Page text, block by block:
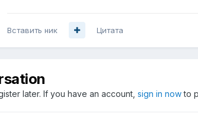
Вставить ник Цитата
later. If you have an account, sign in nowto